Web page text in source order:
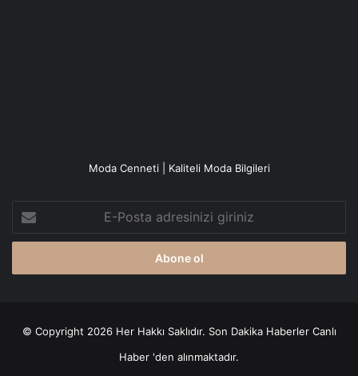
Moda Cenneti | Kaliteli Moda Bilgileri
Posta
adresinizi
© Copyright 2026 Her Hakkı Saklıdır. Son Dakika Haberler Canlı
Haber 'den alınmaktadır.